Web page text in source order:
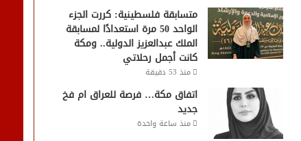
متسابقة فلسطينية: كررت الجزء
الواحد 50 مرة استعدادًا لمسابقة
الملك عبدالعزيز الدولية.. ومكة
كانت أجمل رحلاتي
منذ 53 دقيقة
اتفاق مكة… فرصة للعراق ام فخ
جديد
منذ ساعة واحدة